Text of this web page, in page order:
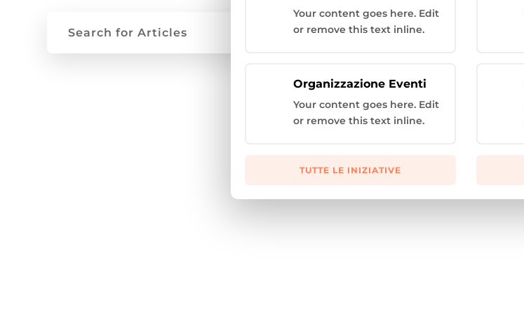
Your content goes here. Edit
or remove this text inline.
Organizzazione Eventi
Your content goes here. Edit
or remove this text inline.
TUTTE LE INIZIATIVE